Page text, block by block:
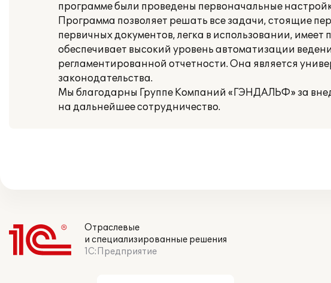
программе были проведены первоначальные
Программа позволяет решать все задачи, стоящие
первичных документов, легка в использовании,
обеспечивает высокий уровень автоматизации
регламентированной отчетности. Она является
законодательства.
Мы благодарны Группе Компаний «ГЭНДАЛЬФ» за
на дальнейшее сотрудничество.
Отраслевые
и специализированные решения
1С:Предприятие